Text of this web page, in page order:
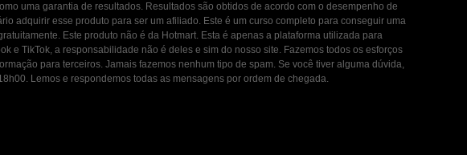
uma garantia de resultados. Resultados são obtidos de acordo com o desempenho de
adquirir esse produto para ser um afiliado. Este é um curso completo para conseguir uma
Este produto não é da Hotmart. Esta é apenas a plataforma utilizada para
e TikTok, a responsabilidade não é deles e sim do nosso site. Fazemos todos os esforços
para terceiros. Jamais fazemos nenhum tipo de spam. Se você tiver alguma dúvida,
Lemos e respondemos todas as mensagens por ordem de chegada.